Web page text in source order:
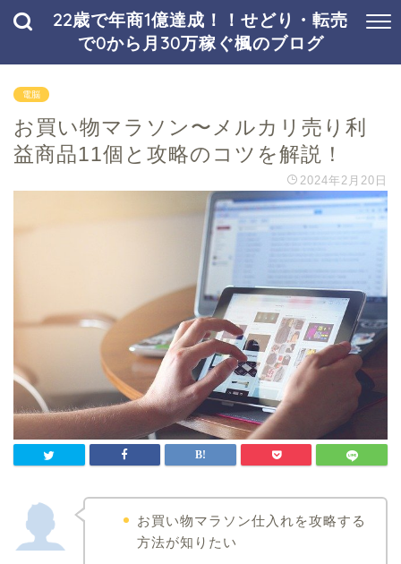
22歳で年商1億達成！！せどり・転売
で0から月30万稼ぐ楓のブログ
電脳
お買い物マラソン〜メルカリ売り利
益商品11個と攻略のコツを解説！
2024年2月20日
お買い物マラソン仕入れを攻略する
方法が知りたい